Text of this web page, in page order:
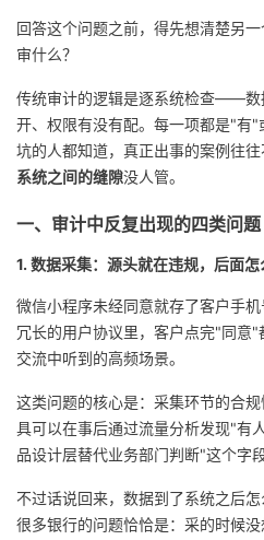
者
的
博
我
的
坛
我
圈
子
的
直
播
我
的
活
动
我
的
关
注
我
的
开
我
的
我
回答这个问题之前，得先想清楚另
审什么？
传统审计的逻辑是逐系统检查——数
开、权限有没有配。每一项都是"有
坑的人都知道，真正出事的案例往
系统之间的缝隙没人管。
一、审计中反复出现的四类问题
1. 数据采集：源头就在违规，后面怎
微信小程序未经同意就存了客户手
冗长的用户协议里，客户点完"同意
交流中听到的高频场景。
这类问题的核心是：采集环节的合
具可以在事后通过流量分析发现"有
品设计层替代业务部门判断"这个字
不过话说回来，数据到了系统之后
很多银行的问题恰恰是：采的时候